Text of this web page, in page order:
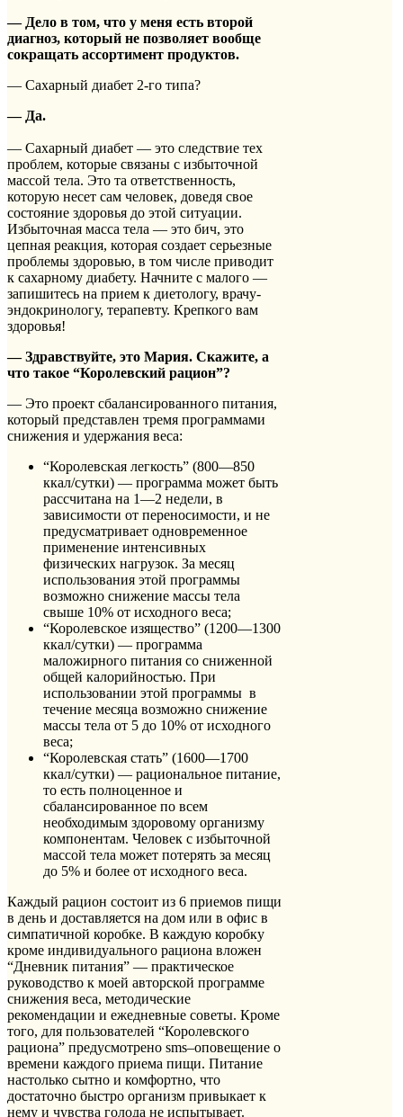
— Дело в том, что у меня есть второй
диагноз, который не позволяет вообще
сокращать ассортимент продуктов.
— Сахарный диабет 2-го типа?
— Да.
— Сахарный диабет — это следствие тех
проблем, которые связаны с избыточной
массой тела. Это та ответственность,
которую несет сам человек, доведя свое
состояние здоровья до этой ситуации.
Избыточная масса тела — это бич, это
цепная реакция, которая создает серьезные
проблемы здоровью, в том числе приводит
к сахарному диабету. Начните с малого —
запишитесь на прием к диетологу, врачу-
эндокринологу, терапевту. Крепкого вам
здоровья!
— Здравствуйте, это Мария. Скажите, а
что такое “Королевский рацион”?
— Это проект сбалансированного питания,
который представлен тремя программами
снижения и удержания веса:
“Королевская легкость” (800—850
ккал/сутки) — программа может быть
рассчитана на 1—2 недели, в
зависимости от переносимости, и не
предусматривает одновременное
применение интенсивных
физических нагрузок. За месяц
использования этой программы
возможно снижение массы тела
свыше 10% от исходного веса;
“Королевское изящество” (1200—1300
ккал/сутки) — программа
маложирного питания со сниженной
общей калорийностью. При
использовании этой программы в
течение месяца возможно снижение
массы тела от 5 до 10% от исходного
веса;
“Королевская стать” (1600—1700
ккал/сутки) — рациональное питание,
то есть полноценное и
сбалансированное по всем
необходимым здоровому организму
компонентам. Человек с избыточной
массой тела может потерять за месяц
до 5% и более от исходного веса.
Каждый рацион состоит из 6 приемов пищи
в день и доставляется на дом или в офис в
симпатичной коробке. В каждую коробку
кроме индивидуального рациона вложен
“Дневник питания” — практическое
руководство к моей авторской программе
снижения веса, методические
рекомендации и ежедневные советы. Кроме
того, для пользователей “Королевского
рациона” предусмотрено sms–оповещение о
времени каждого приема пищи. Питание
настолько сытно и комфортно, что
достаточно быстро организм привыкает к
нему и чувства голода не испытывает.